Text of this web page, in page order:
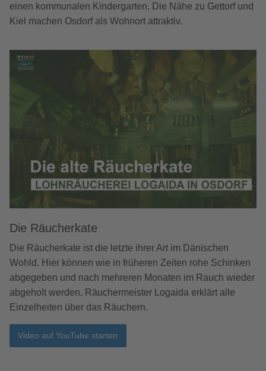
einen kommunalen Kindergarten. Die Nähe zu Gettorf und
Kiel machen Osdorf als Wohnort attraktiv.
Die Räucherkate
Die Räucherkate ist die letzte ihrer Art im Dänischen
Wohld. Hier können wie in früheren Zeiten rohe Schinken
abgegeben und nach mehreren Monaten im Rauch wieder
abgeholt werden. Räuchermeister Logaida erklärt alle
Einzelheiten über das Räuchern.
Video auf YouTube starten